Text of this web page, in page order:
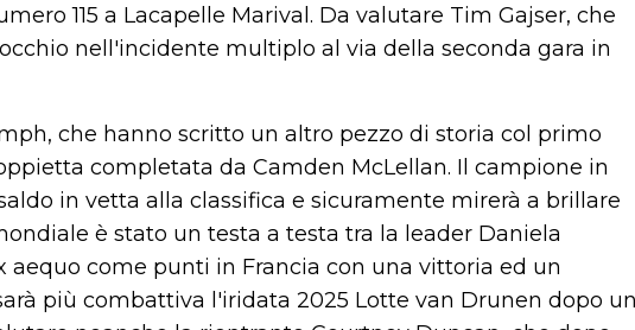
115 a Lacapelle Marival. Da valutare Tim Gajser, che
nell'incidente multiplo al via della seconda gara in
che hanno scritto un altro pezzo di storia col primo
completata da Camden McLellan. Il campione in
in vetta alla classifica e sicuramente mirerà a brillare
è stato un testa a testa tra la leader Daniela
aequo come punti in Francia con una vittoria ed un
più combattiva l'iridata 2025 Lotte van Drunen dopo un